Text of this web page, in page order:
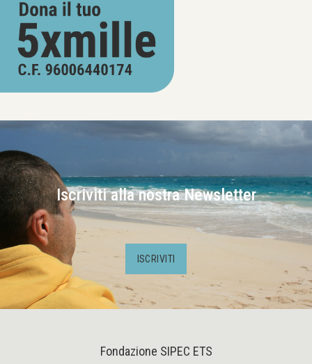
Iscriviti alla nostra Newsletter
ISCRIVITI
Fondazione SIPEC ETS